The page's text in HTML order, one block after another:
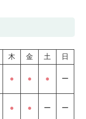
木 金 土 日
● ● ● ー
● ● ー ー